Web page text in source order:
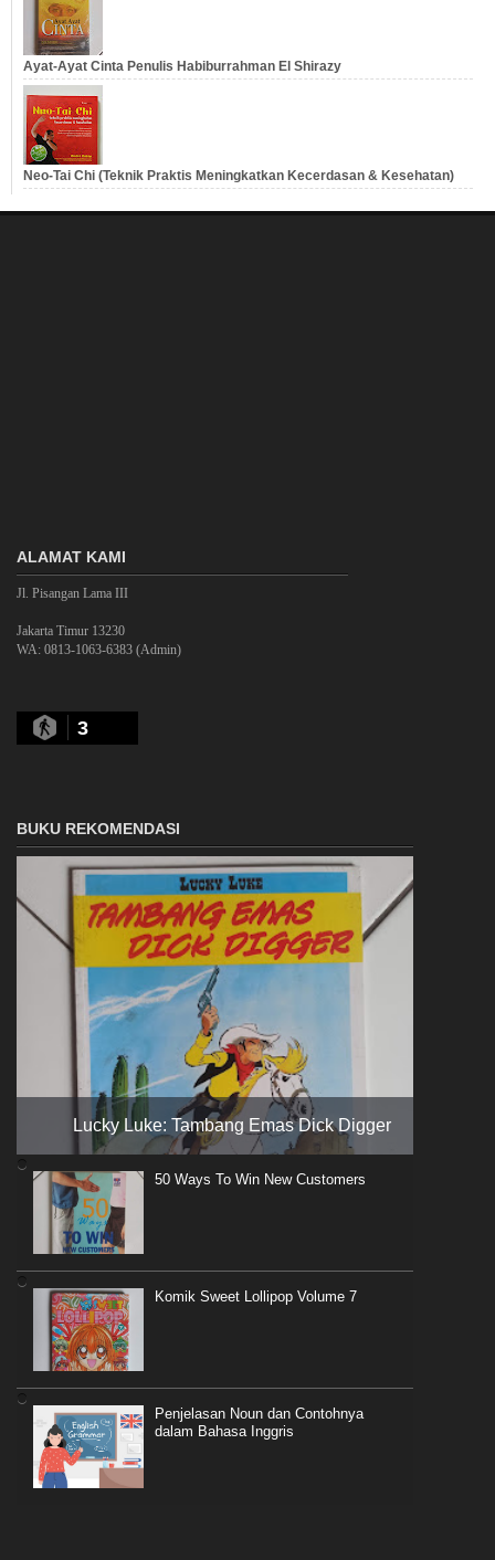
Ayat-Ayat Cinta Penulis Habiburrahman El Shirazy
Neo-Tai Chi (Teknik Praktis Meningkatkan Kecerdasan & Kesehatan)
ALAMAT KAMI
Jl. Pisangan Lama III
Jakarta Timur 13230
WA: 0813-1063-6383 (Admin)
3
BUKU REKOMENDASI
Lucky Luke: Tambang Emas Dick Digger
50 Ways To Win New Customers
Komik Sweet Lollipop Volume 7
Penjelasan Noun dan Contohnya
dalam Bahasa Inggris